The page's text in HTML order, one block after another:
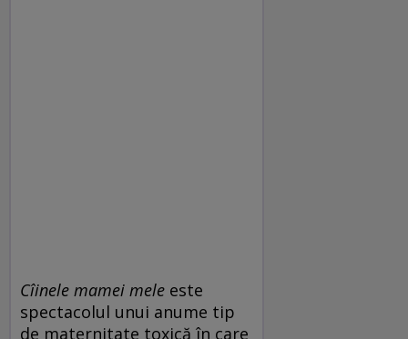
Cîinele mamei mele este
spectacolul unui anume tip
de maternitate toxică în care